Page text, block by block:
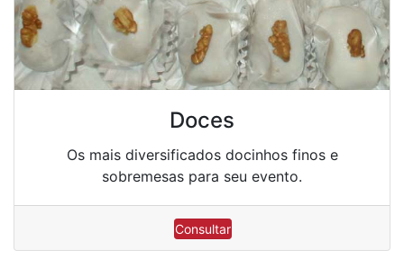
Doces
Os mais diversificados docinhos finos e
sobremesas para seu evento.
Consultar